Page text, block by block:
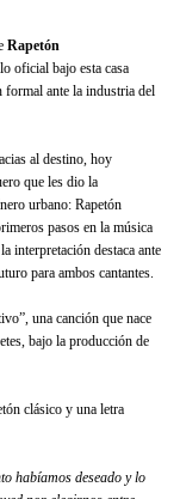
Rapetón
oficial bajo esta casa
formal ante la industria del
al destino, hoy
que les dio la
urbano: Rapetón
pasos en la música
interpretación destaca ante
para ambos cantantes.
una canción que nace
bajo la producción de
clásico y una letra
habíamos deseado y lo